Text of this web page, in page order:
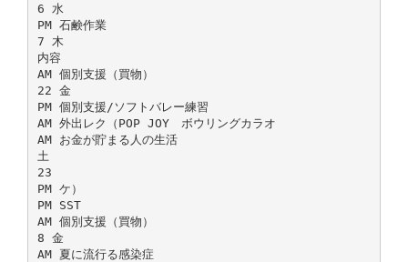
6 水
PM 石鹸作業
7 木
内容
AM 個別支援（買物）
22 金
PM 個別支援/ソフトバレー練習
AM 外出レク（POP JOY ボウリングカラオ
AM お金が貯まる人の生活
土
23
PM ケ）
PM SST
AM 個別支援（買物）
8 金
AM 夏に流行る感染症